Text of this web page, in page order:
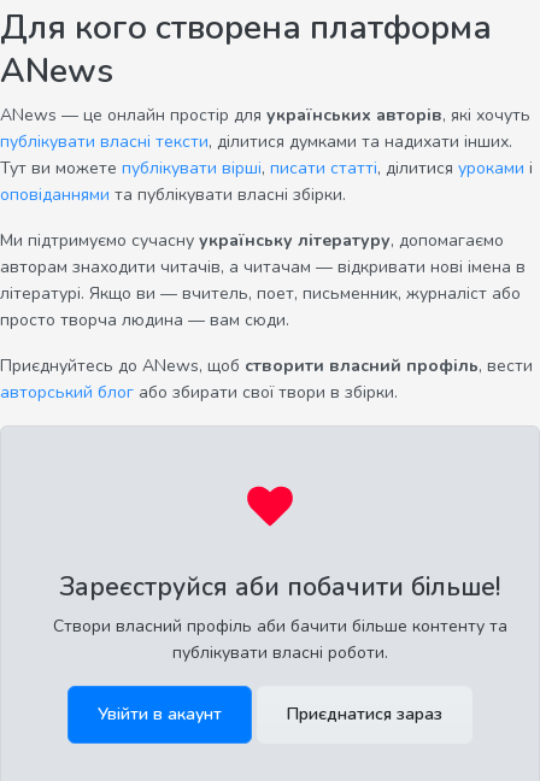
Для кого створена платформа
ANews
ANews — це онлайн простір для українських авторів, які хочуть
публікувати власні тексти, ділитися думками та надихати інших.
Тут ви можете публікувати вірші, писати статті, ділитися уроками і
оповіданнями та публікувати власні збірки.
Ми підтримуємо сучасну українську літературу, допомагаємо
авторам знаходити читачів, а читачам — відкривати нові імена в
літературі. Якщо ви — вчитель, поет, письменник, журналіст або
просто творча людина — вам сюди.
Приєднуйтесь до ANews, щоб створити власний профіль, вести
авторський блог або збирати свої твори в збірки.
Зареєструйся аби побачити більше!
Створи власний профіль аби бачити більше контенту та
публікувати власні роботи.
Увійти в акаунт Приєднатися зараз